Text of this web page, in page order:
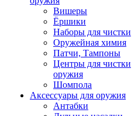
Вишеры
Ёршики
Наборы для чистки
Оружейная химия
Патчи, Тампоны
Центры для чистки
оружия
Шомпола
Аксессуары для оружия
Антабки